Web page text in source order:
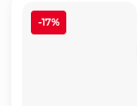
-17%